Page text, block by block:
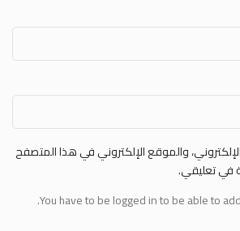
والموقع الإلكتروني في هذا المتصفح
في تعليقي.
You have to be logged in to be able to